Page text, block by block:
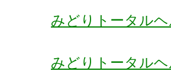
みどりトータル
みどりトータル